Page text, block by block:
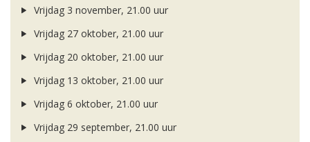
Vrijdag 3 november, 21.00 uur
Vrijdag 27 oktober, 21.00 uur
Vrijdag 20 oktober, 21.00 uur
Vrijdag 13 oktober, 21.00 uur
Vrijdag 6 oktober, 21.00 uur
Vrijdag 29 september, 21.00 uur